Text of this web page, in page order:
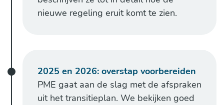
nieuwe regeling eruit komt te zien.
2025 en 2026: overstap voorbereiden
PME gaat aan de slag met de afspraken
uit het transitieplan. We bekijken goed